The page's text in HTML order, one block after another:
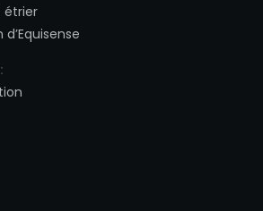
étrier